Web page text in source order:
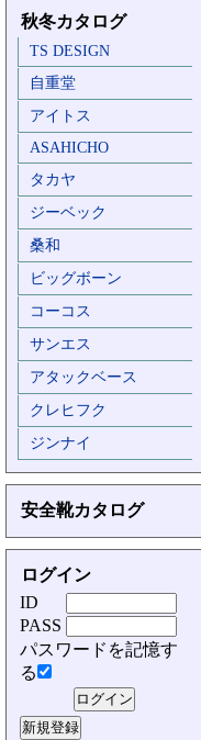
秋冬カタログ
TS DESIGN
自重堂
アイトス
ASAHICHO
タカヤ
ジーベック
桑和
ビッグボーン
コーコス
サンエス
アタックベース
クレヒフク
ジンナイ
安全靴カタログ
ログイン
ID
PASS
パスワードを記憶す
る